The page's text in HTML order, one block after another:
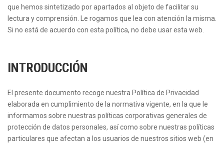
que hemos sintetizado por apartados al objeto de facilitar su
lectura y comprensión. Le rogamos que lea con atención la misma.
Si no está de acuerdo con esta política, no debe usar esta web.
INTRODUCCIÓN
El presente documento recoge nuestra Política de Privacidad
elaborada en cumplimiento de la normativa vigente, en la que le
informamos sobre nuestras políticas corporativas generales de
protección de datos personales, así como sobre nuestras políticas
particulares que afectan a los usuarios de nuestros sitios web (en